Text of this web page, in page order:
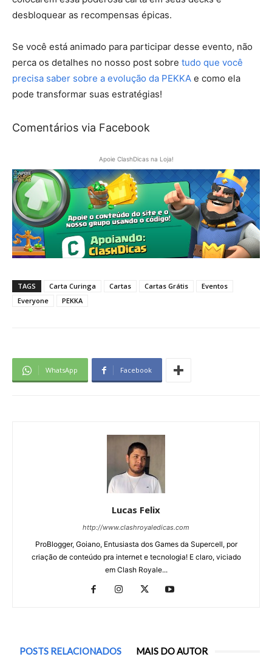
desbloquear as recompensas épicas.
Se você está animado para participar desse evento, não
perca os detalhes no nosso post sobre tudo que você
precisa saber sobre a evolução da PEKKA e como ela
pode transformar suas estratégias!
Comentários via Facebook
Apoie ClashDicas na Loja!
TAGS Carta Curinga Cartas Cartas Grátis
Eventos
Everyone
PEKKA
WhatsApp Facebook
Lucas Felix
http://www.clashroyaledicas.com
ProBlogger, Goiano, Entusiasta dos Games da Supercell, por
criação de conteúdo pra internet e tecnologia! E claro, viciado
em Clash Royale...
POSTS RELACIONADOS MAIS DO AUTOR